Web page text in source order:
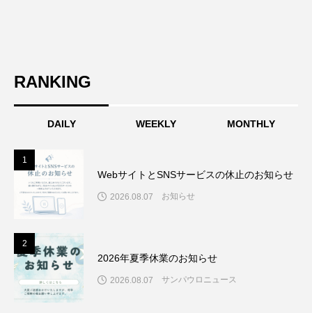
RANKING
DAILY WEEKLY MONTHLY
1
WebサイトとSNSサービスの休止のお知らせ
2026.08.07 お知らせ
2
2026年夏季休業のお知らせ
2026.08.07 サンパウロニュース